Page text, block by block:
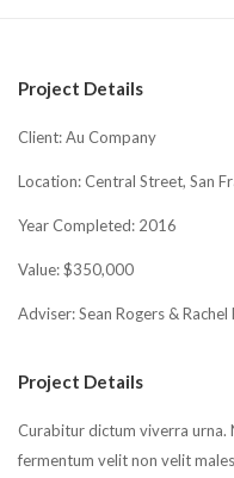
Project Details
Client: Au Company
Location: Central Street, San
Year Completed: 2016
Value: $350,000
Adviser: Sean Rogers & Rachel
Project Details
Curabitur dictum viverra urna.
fermentum velit non velit